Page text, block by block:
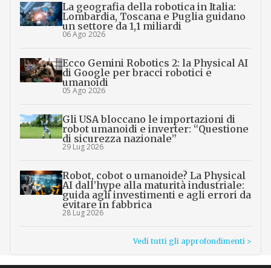
La geografia della robotica in Italia:
Lombardia, Toscana e Puglia guidano
un settore da 1,1 miliardi
06 Ago 2026
Ecco Gemini Robotics 2: la Physical AI
di Google per bracci robotici e
umanoidi
05 Ago 2026
Gli USA bloccano le importazioni di
robot umanoidi e inverter: “Questione
di sicurezza nazionale”
29 Lug 2026
Robot, cobot o umanoide? La Physical
AI dall’hype alla maturità industriale:
guida agli investimenti e agli errori da
evitare in fabbrica
28 Lug 2026
Vedi tutti gli approfondimenti >